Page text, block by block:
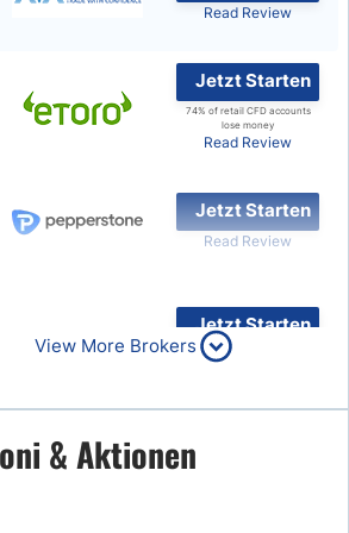
Read Review
Jetzt Starten
74% of retail CFD accounts
lose money
Read Review
Jetzt Starten
Read Review
Jetzt Starten
Read Review
View More Brokers
& Aktionen